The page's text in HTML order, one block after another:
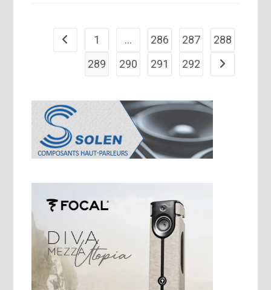
Go to the previous page
1 … 286 287
288
289
290 291 292 Aller à la